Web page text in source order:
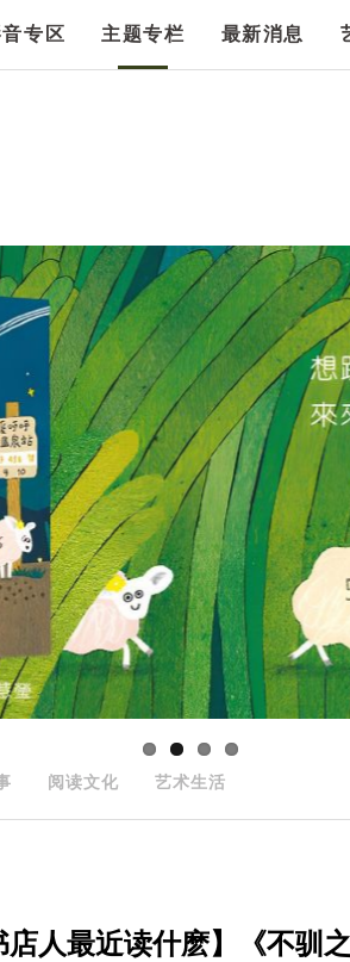
专区 主题专栏 最新消息
阅读文化 艺术生活
店人最近读什麽】《不驯之